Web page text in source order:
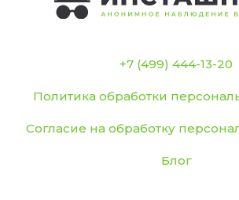
+7 (499) 444-13-20
Политика обработки
Согласие на обработку
Блог